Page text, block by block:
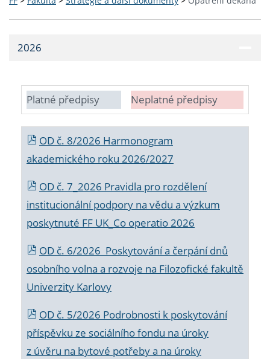
2026
Platné předpisy Neplatné předpisy
OD č. 8/2026 Harmonogram
akademického roku 2026/2027
OD č. 7_2026 Pravidla pro rozdělení
institucionální podpory na vědu a výzkum
poskytnuté FF UK_Co operatio 2026
OD č. 6/2026 Poskytování a čerpání dnů
osobního volna a rozvoje na Filozofické fakultě
Univerzity Karlovy
OD č. 5/2026 Podrobnosti k poskytování
příspěvku ze sociálního fondu na úroky
z úvěru na bytové potřeby a na úroky